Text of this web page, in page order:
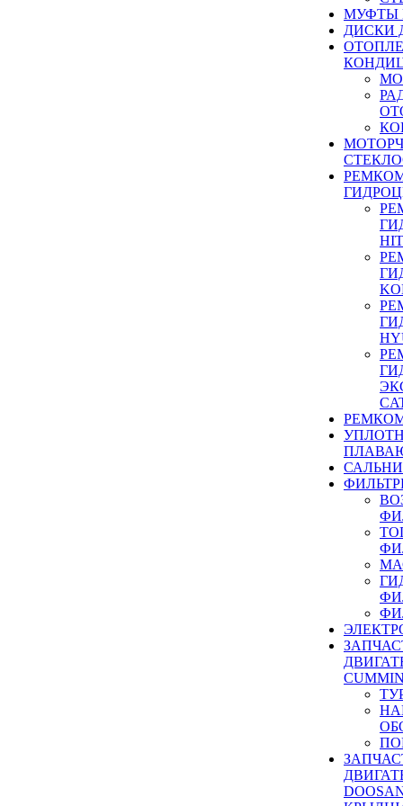
МУФТЫ
ДИСКИ